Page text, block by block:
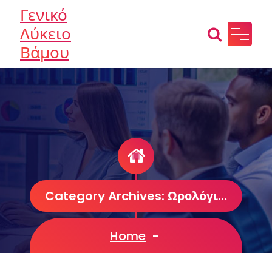
content
Γενικό
Λύκειο
Βάμου
Category Archives: Ωρολόγιο Πρόγραμμα
Home -